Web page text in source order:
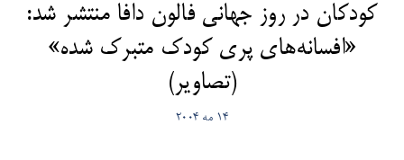
کودکان در روز جهانی فالون دافا منتشر شد:
«افسانه‌های پری کودک متبرک شده»
(تصاویر)
14 مه 2004